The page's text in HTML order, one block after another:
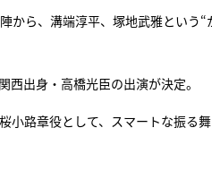
から、溝端淳平、塚地武雅という
出身・高橋光臣の出演が決定。
路章役として、スマートな振る